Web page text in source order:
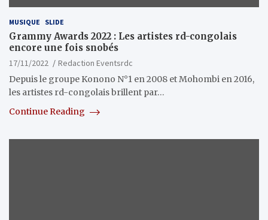
MUSIQUE SLIDE
Grammy Awards 2022 : Les artistes rd-congolais
encore une fois snobés
17/11/2022
Redaction Eventsrdc
Depuis le groupe Konono N°1 en 2008 et Mohombi en 2016,
les artistes rd-congolais brillent par…
Continue Reading